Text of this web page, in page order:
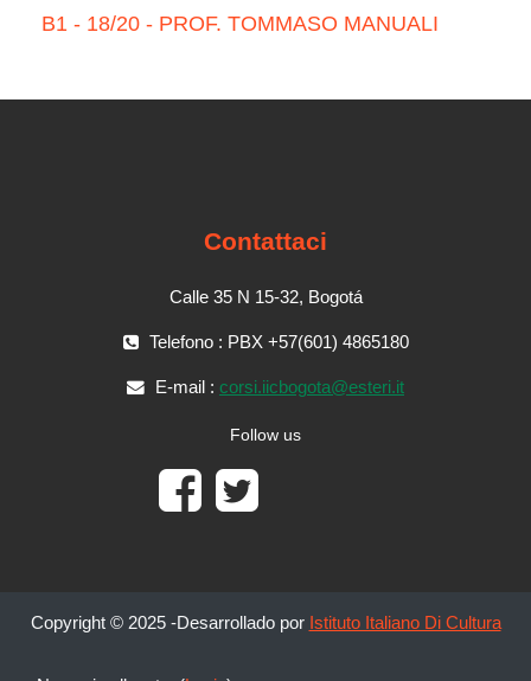
B1 - 18/20 - PROF. TOMMASO MANUALI
Contattaci
Calle 35 N 15-32, Bogotá
Telefono : PBX +57(601) 4865180
E-mail : corsi.iicbogota@esteri.it
Follow us
Copyright © 2025 -Desarrollado por Istituto Italiano Di Cultura